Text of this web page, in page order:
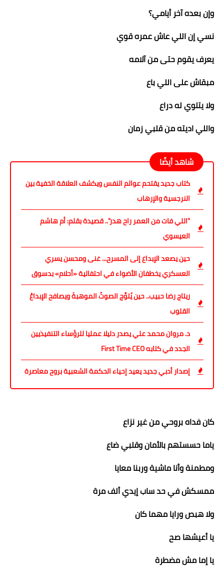
وإن بعده آخر أيامي؟
نسي إن اللي عاش عمره قوي
يعرف يقوم حتى من آلامه
مبقاش على اللي باع
ولا يتلوي له دراع
واللي اديته من قلبي زمان
شاهد أيضًا
كتاب جديد يقتحم عوالم النفس ويكشف العلاقة الخفية بين
النرجسية والإرهاب
"اللي فات من العمر راح هدر".. قصيدة بقلم: أم هاشم
العيسوي
حين يصعد الإبداع إلى المسرح... غنى ومحسن يسري
العسكري يخطفان الأضواء في احتفالية «أحلام» بدسوق
ريتاج رضا حبيب.. حين يُتوِّج الصوتُ الموهبةَ ويصافح الإبداعُ
القلوب
د. مروان محمد علي يصدر دليلا عمليا للرؤساء التنفيذيين
الجدد في كتابه First Time CEO
إصدار أدبي جديد يعيد إحياء الحكمة الشعبية بروح معاصرة
كان فداه بروحي من غير نزاع
ياما حسستهم بالأمان وقلبي ضاع
ومطمنة وأنا ماشية وربنا معايا
ممسكش في حد ساب إيدي ألف مرة
ولا هبص ورايا مهما كان
يا أعيشها صح
يا إما مش مضطرة